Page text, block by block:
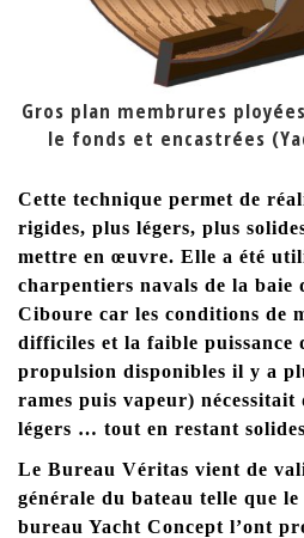
Gros plan membrures
le fonds et encastrées
Cette technique permet de
rigides, plus légers, plus
mettre en œuvre. Elle a été
charpentiers navals de la baie
Ciboure car les conditions de
difficiles et la faible puissance
propulsion disponibles il y a
rames puis vapeur) nécessitait
légers … tout en restant
Le Bureau Véritas vient de
générale du bateau telle que
bureau Yacht Concept l’ont